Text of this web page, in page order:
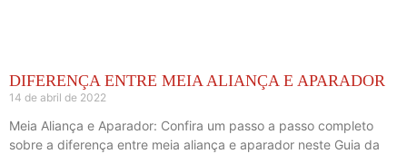
DIFERENÇA ENTRE MEIA ALIANÇA E APARADOR
14 de abril de 2022
Meia Aliança e Aparador: Confira um passo a passo completo
sobre a diferença entre meia aliança e aparador neste Guia da